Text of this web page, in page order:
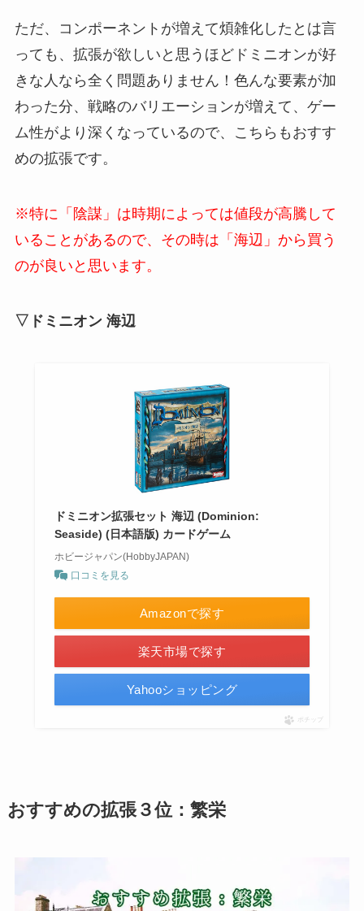
ただ、コンポーネントが増えて煩雑化したとは言
っても、拡張が欲しいと思うほどドミニオンが好
きな人なら全く問題ありません！色んな要素が加
わった分、戦略のバリエーションが増えて、ゲー
ム性がより深くなっているので、こちらもおすす
めの拡張です。
※特に「陰謀」は時期によっては値段が高騰して
いることがあるので、その時は「海辺」から買う
のが良いと思います。
▽ドミニオン 海辺
ドミニオン拡張セット 海辺 (Dominion:
Seaside) (日本語版) カードゲーム
ホビージャパン(HobbyJAPAN)
口コミを見る
Amazonで探す
楽天市場で探す
Yahooショッピング
ポチップ
おすすめの拡張３位：繁栄